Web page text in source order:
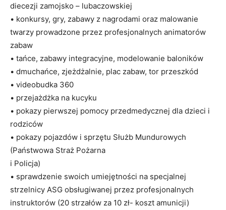
diecezji zamojsko – lubaczowskiej
• konkursy, gry, zabawy z nagrodami oraz malowanie
twarzy prowadzone przez profesjonalnych animatorów
zabaw
• tańce, zabawy integracyjne, modelowanie baloników
• dmuchańce, zjeżdżalnie, plac zabaw, tor przeszkód
• videobudka 360
• przejażdżka na kucyku
• pokazy pierwszej pomocy przedmedycznej dla dzieci i
rodziców
• pokazy pojazdów i sprzętu Służb Mundurowych
(Państwowa Straż Pożarna
i Policja)
• sprawdzenie swoich umiejętności na specjalnej
strzelnicy ASG obsługiwanej przez profesjonalnych
instruktorów (20 strzałów za 10 zł- koszt amunicji)